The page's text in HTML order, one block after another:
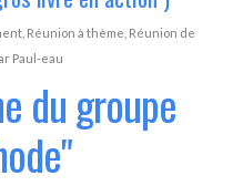
, Réunion à thème Réunion de
Paul-eau
du groupe